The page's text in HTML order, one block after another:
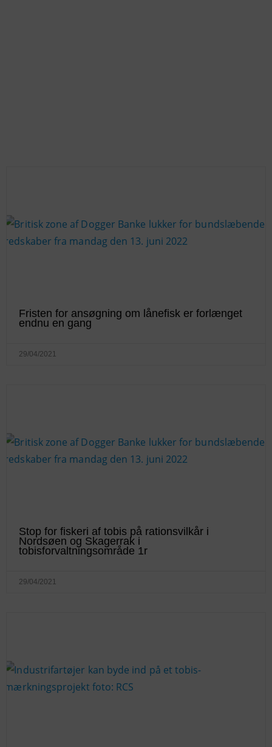
Fristen for ansøgning om lånefisk er forlænget
endnu en gang
29/04/2021
Stop for fiskeri af tobis på rationsvilkår i
Nordsøen og Skagerrak i
tobisforvaltningsområde 1r
29/04/2021